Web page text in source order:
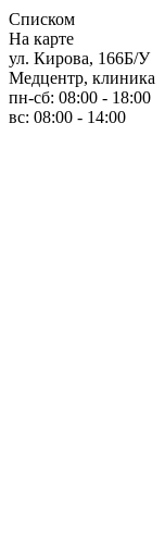
Списком
На карте
ул. Кирова, 166Б/У
Медцентр, клиника
пн-сб: 08:00 - 18:00
вс: 08:00 - 14:00